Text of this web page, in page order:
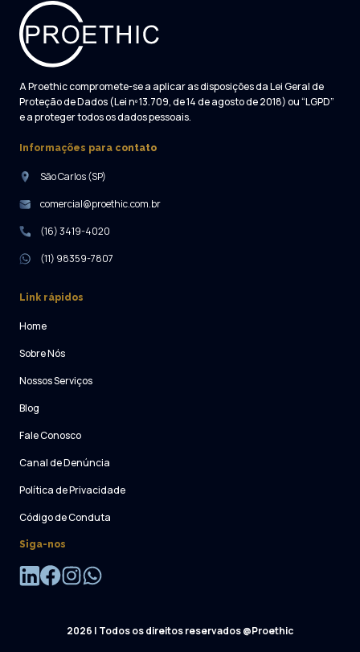
A Proethic compromete-se a aplicar as disposições da Lei Geral de
Proteção de Dados (Lei nº 13.709, de 14 de agosto de 2018) ou “LGPD”
e a proteger todos os dados pessoais.
Informações para contato
São Carlos (SP)
comercial@proethic.com.br
(16) 3419-4020
(11) 98359-7807
Link rápidos
Home
Sobre Nós
Nossos Serviços
Blog
Fale Conosco
Canal de Denúncia
Política de Privacidade
Código de Conduta
Siga-nos
2026 | Todos os direitos reservados @Proethic